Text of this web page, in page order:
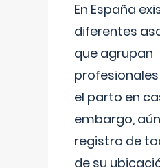
En España
diferentes
que agrupan
el parto en
embargo,
registro de
de su